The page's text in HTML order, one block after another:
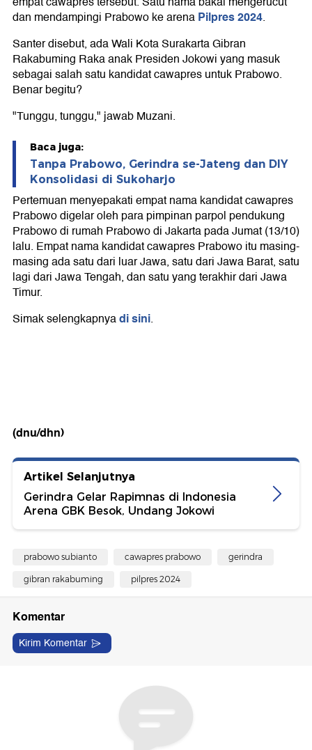
dan mendampingi Prabowo ke arenaPilpres 2024.
Santer disebut, ada Wali Kota Surakarta Gibran
Rakabuming Raka anak Presiden Jokowi yang masuk
sebagai salah satu kandidat cawapres untuk Prabowo.
Benar begitu?
"Tunggu, tunggu," jawab Muzani.
Baca juga:
Tanpa Prabowo, Gerindra se-Jateng dan DIY
Konsolidasi di Sukoharjo
Pertemuan menyepakati empat nama kandidat cawapres
Prabowo digelar oleh para pimpinan parpol pendukung
Prabowo di rumah Prabowo di Jakarta pada Jumat (13/10)
lalu. Empat nama kandidat cawapres Prabowo itu masing-
masing ada satu dari luar Jawa, satu dari Jawa Barat, satu
lagi dari Jawa Tengah, dan satu yang terakhir dari Jawa
Timur.
Simak selengkapnyadi sini.
(dnu/dhn)
Artikel Selanjutnya
Gerindra Gelar Rapimnas di Indonesia
Arena GBK Besok, Undang Jokowi
prabowo subianto cawapres prabowo gerindra
gibran rakabuming pilpres 2024